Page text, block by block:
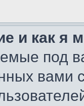
и как я
под